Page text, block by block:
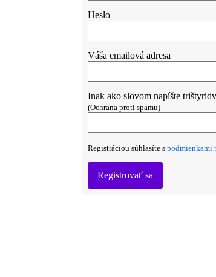
Heslo
Váša emailová adresa
Inak ako slovom napíšte
(Ochrana proti spamu)
Registráciou súhlasíte s podmienkami
Registrovať sa